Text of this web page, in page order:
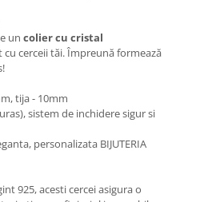
un colier cu cristal
cu cerceii tăi. Împreună formează
tija - 10mm
sistem de inchidere sigur si
personalizata BIJUTERIA
925, acesti cercei asigura o